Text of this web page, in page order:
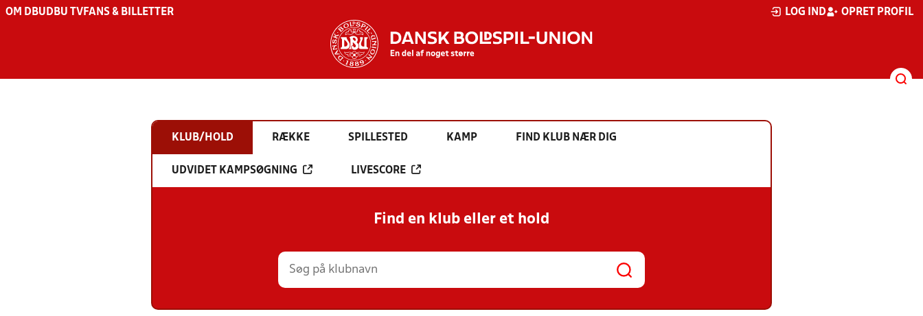
OM DBU DBU TV FANS & BILLETTER LOG IND OPRET PROFIL
KLUB/HOLD RÆKKE SPILLESTED KAMP FIND KLUB NÆR DIG
UDVIDET KAMPSØGNING LIVESCORE
Find en klub eller et hold